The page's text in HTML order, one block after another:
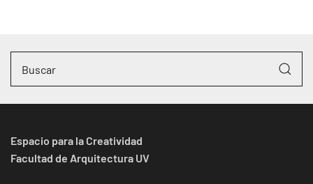
Espacio para la Creatividad
Facultad de Arquitectura UV